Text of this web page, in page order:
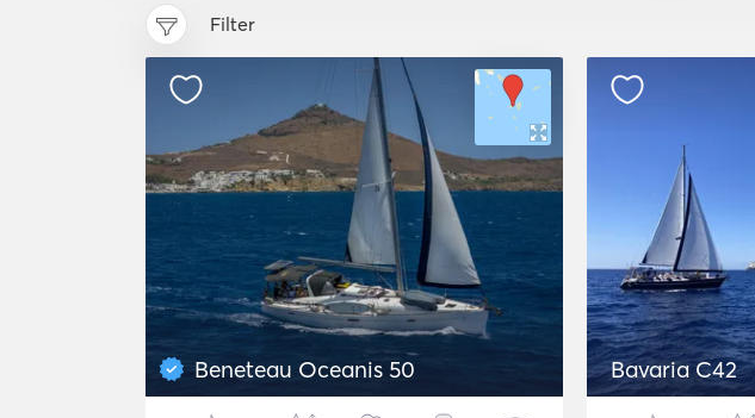
Filter
Beneteau Oceanis 50 Bavaria C42